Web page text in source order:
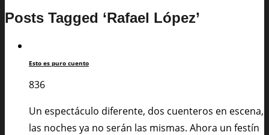
Posts Tagged ‘Rafael López’
Esto es puro cuento
836
Un espectáculo diferente, dos cuenteros en escena,
las noches ya no serán las mismas. Ahora un festín